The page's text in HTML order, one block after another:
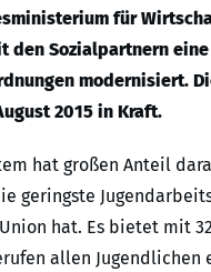
für
den Sozialpartnern
modernisiert.
2015 in Kraft.
hat großen Anteil
geringste
hat. Es bietet mit
allen Jugendlichen